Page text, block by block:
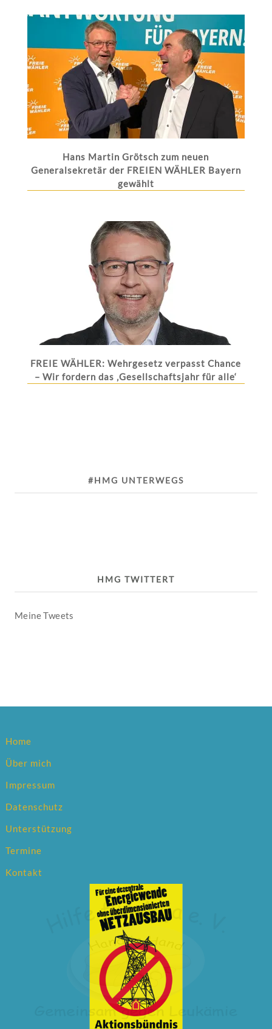
Hans Martin Grötsch zum neuen
Generalsekretär der FREIEN WÄHLER Bayern
gewählt
FREIE WÄHLER: Wehrgesetz verpasst Chance
– Wir fordern das ‚Gesellschaftsjahr für alle‘
#HMG UNTERWEGS
HMG TWITTERT
Meine Tweets
Home
Über mich
Impressum
Datenschutz
Unterstützung
Termine
Kontakt